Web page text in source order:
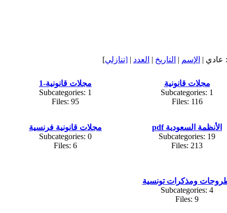
| الإسم | التاريخ | العدد | [تنازلي]
مجلات قانونية
Subcategories: 1
Files: 116
مجلات قانونية-1
Subcategories: 1
Files: 95
الأنظمة السعودية pdf
Subcategories: 19
Files: 213
مجلات قانونية فرنسية
Subcategories: 0
Files: 6
ومذكرات تونسية
Subcategories: 4
Files: 9